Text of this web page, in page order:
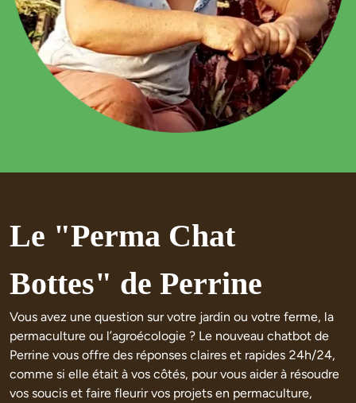
Le "Perma Chat
Bottes" de Perrine
Vous avez une question sur votre jardin ou votre ferme, la
permaculture ou l’agroécologie ? Le nouveau chatbot de
Perrine vous offre des réponses claires et rapides 24h/24,
comme si elle était à vos côtés, pour vous aider à résoudre
vos soucis et faire fleurir vos projets en permaculture,